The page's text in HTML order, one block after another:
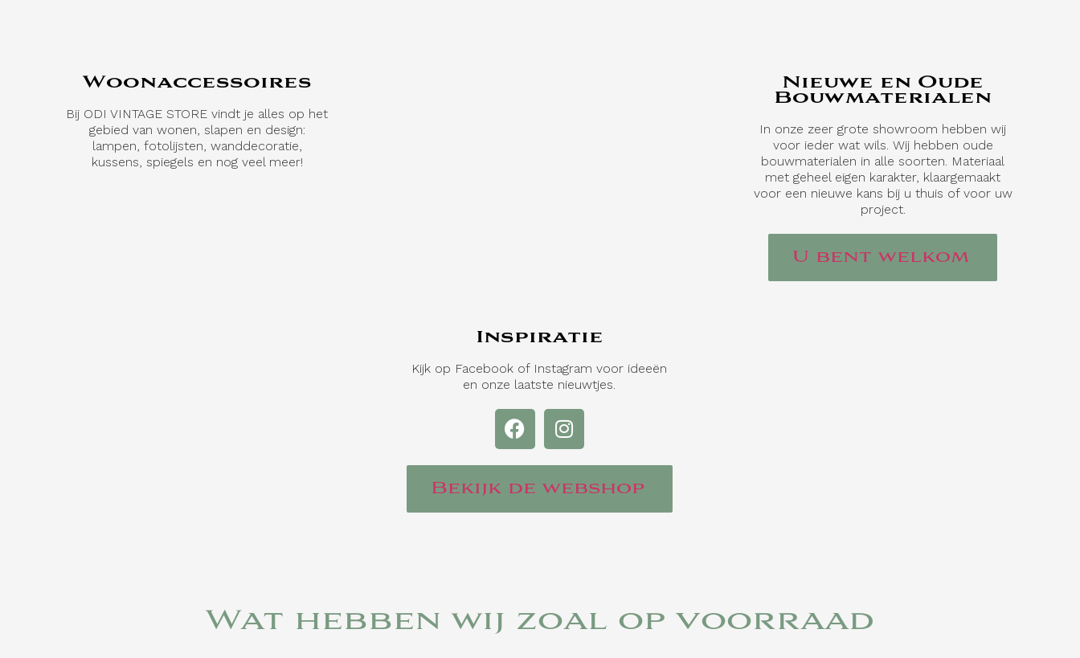
Woonaccessoires
Bij ODI VINTAGE STORE vindt je alles op het
gebied van wonen, slapen en design:
lampen, fotolijsten, wanddecoratie,
kussens, spiegels en nog veel meer!
Nieuwe en Oude
Bouwmaterialen
In onze zeer grote showroom hebben wij
voor ieder wat wils. Wij hebben oude
bouwmaterialen in alle soorten. Materiaal
met geheel eigen karakter, klaargemaakt
voor een nieuwe kans bij u thuis of voor uw
project.
U bent welkom
Inspiratie
Kijk op Facebook of Instagram voor ideeën
en onze laatste nieuwtjes.
Bekijk de webshop
Wat hebben wij zoal op voorraad